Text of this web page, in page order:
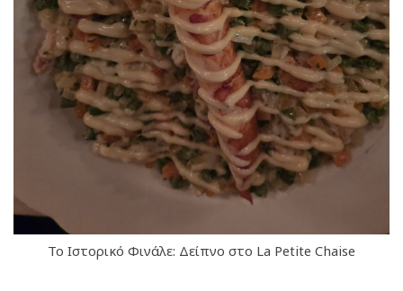
Το Ιστορικό Φινάλε: Δείπνο στο La Petite Chaise